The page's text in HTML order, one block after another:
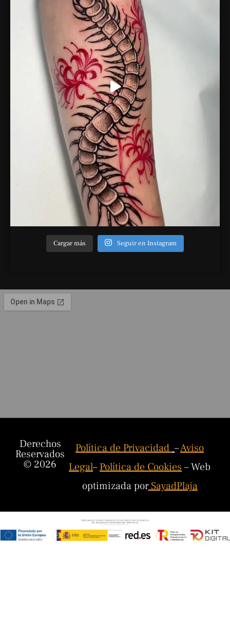
Cargar más Seguir en Instagram
Derechos
Reservados
© 2026
Política de Privacidad–Aviso
Legal–Política de Cookies– Web
optimizada porSayadPlaja